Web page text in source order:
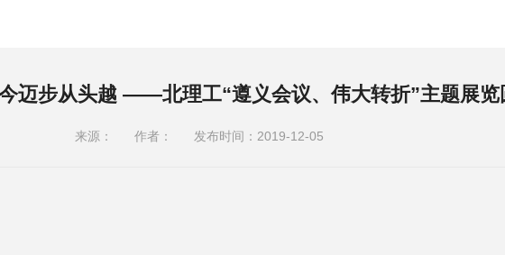
迈步从头越 ——北理工“遵义会议、伟大转折”主题展览
来源： 作者： 发布时间：2019-12-05